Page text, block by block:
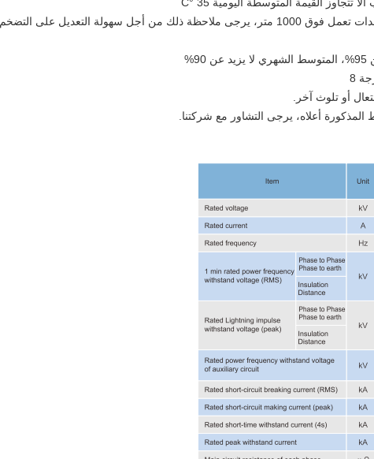
الارتفاع: لا يزيد عن 4000 متر (إذا كانت المعدات تعمل فوق 1000 متر، يرجى ملاحظة ذلك من أجل سهولة التعديل على التضخم
8
أو تلوث آخر.
أعلاه، يرجى التشاور مع شركتنا.